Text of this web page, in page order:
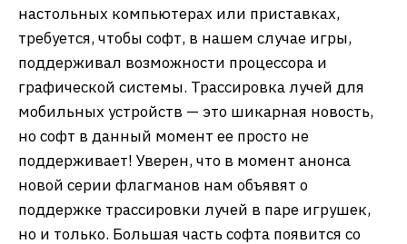
настольных компьютерах или приставках,
требуется, чтобы софт, в нашем случае игры,
поддерживал возможности процессора и
графической системы. Трассировка лучей для
мобильных устройств — это шикарная новость,
но софт в данный момент ее просто не
поддерживает! Уверен, что в момент анонса
новой серии флагманов нам объявят о
поддержке трассировки лучей в паре игрушек,
но и только. Большая часть софта появится со